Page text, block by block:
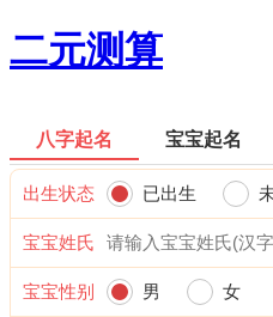
二元测算
八字起名 宝宝起名
出生状态 已出生
宝宝姓氏
宝宝性别 男 女